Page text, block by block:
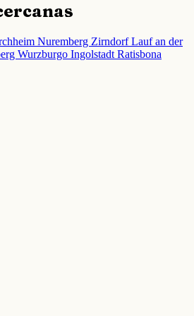
Nuremberg ZirndorfLauf an der
Wurzburgo Ingolstadt Ratisbona